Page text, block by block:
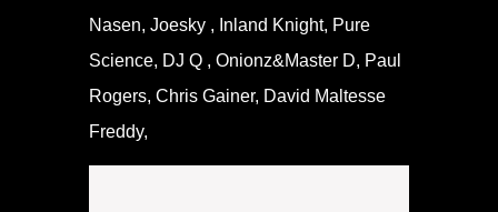
Nasen, Joesky , Inland Knight, Pure
Science, DJ Q , Onionz&Master D, Paul
Rogers, Chris Gainer, David Maltesse
Freddy,